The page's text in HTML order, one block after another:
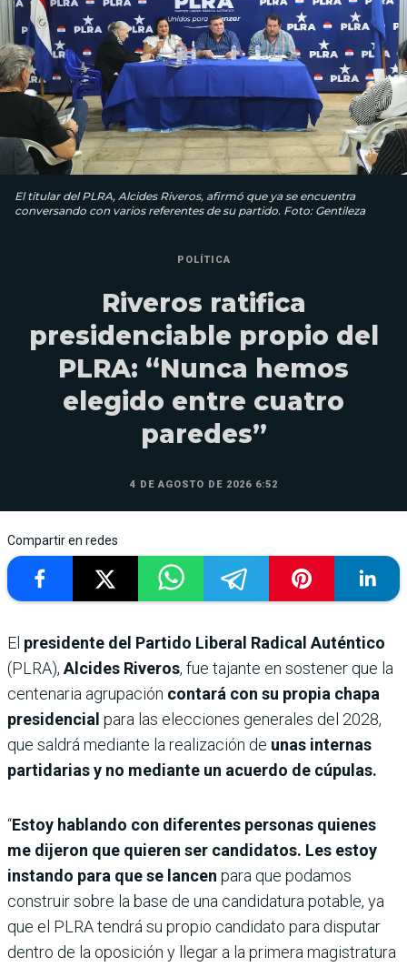
El titular del PLRA, Alcides Riveros, afirmó que ya se encuentra
conversando con varios referentes de su partido. Foto: Gentileza
POLÍTICA
Riveros ratifica
presidenciable propio del
PLRA: “Nunca hemos
elegido entre cuatro
paredes”
4 DE AGOSTO DE 2026 6:52
Compartir en redes
El presidente del Partido Liberal Radical Auténtico
(PLRA), Alcides Riveros, fue tajante en sostener que la
centenaria agrupación contará con su propia chapa
presidencial para las elecciones generales del 2028,
que saldrá mediante la realización de unas internas
partidarias y no mediante un acuerdo de cúpulas.
“Estoy hablando con diferentes personas quienes
me dijeron que quieren ser candidatos. Les estoy
instando para que se lancen para que podamos
construir sobre la base de una candidatura potable, ya
que el PLRA tendrá su propio candidato para disputar
dentro de la oposición y llegar a la primera magistratura